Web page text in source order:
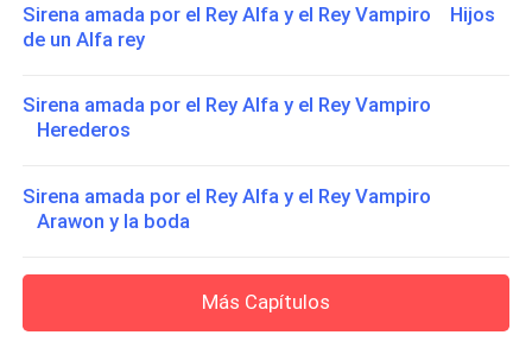
Sirena amada por el Rey Alfa y el Rey Vampiro Hijos
de un Alfa rey
Sirena amada por el Rey Alfa y el Rey Vampiro
Herederos
Sirena amada por el Rey Alfa y el Rey Vampiro
Arawon y la boda
Más Capítulos